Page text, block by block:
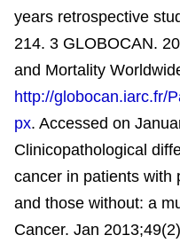
years retrospective
214. 3 GLOBOCAN.
and Mortality
http://globocan.iarc.fr/
px. Accessed on
Clinicopathological
cancer in patients with
and those without: a
Cancer. Jan